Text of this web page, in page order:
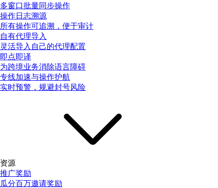
多窗口批量同步操作
操作日志溯源
所有操作可追溯，便于审计
自有代理导入
灵活导入自己的代理配置
即点即译
为跨境业务消除语言障碍
专线加速与操作护航
实时预警，规避封号风险
资源
推广奖励
瓜分百万邀请奖励